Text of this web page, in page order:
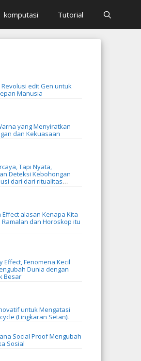
komputasi Tutorial
Revolusi edit Gen untuk
Manusia
yang Menyiratkan
dan Kekuasaan
Tapi Nyata,
Deteksi Kebohongan
Effect alasan Kenapa Kita
dan Horoskop itu
Effect, Fenomena Kecil
Dunia dengan
Besar
untuk Mengatasi
(Lingkaran Setan).
Social Proof Mengubah
Sosial